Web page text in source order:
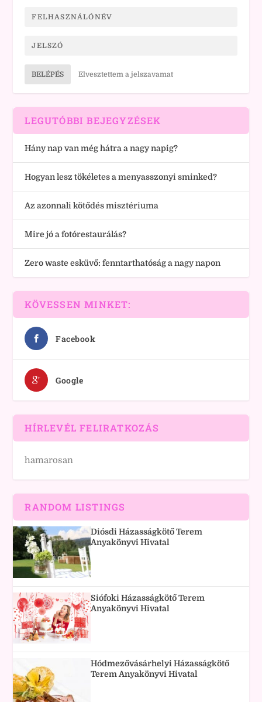
BELÉPÉS Elvesztettem a jelszavamat
LEGUTÓBBI BEJEGYZÉSEK
Hány nap van még hátra a nagy napig?
Hogyan lesz tökéletes a menyasszonyi sminked?
Az azonnali kötődés misztériuma
Mire jó a fotórestaurálás?
Zero waste esküvő: fenntarthatóság a nagy napon
KÖVESSEN MINKET:
Facebook
Google
HÍRLEVÉL FELIRATKOZÁS
hamarosan
RANDOM LISTINGS
Diósdi Házasságkötő Terem
Anyakönyvi Hivatal
Siófoki Házasságkötő Terem
Anyakönyvi Hivatal
Hódmezővásárhelyi Házasságkötő
Terem Anyakönyvi Hivatal